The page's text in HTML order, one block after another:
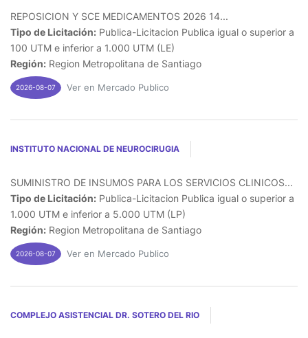
REPOSICION Y SCE MEDICAMENTOS 2026 14...
Tipo de Licitación: Publica-Licitacion Publica igual o superior a
100 UTM e inferior a 1.000 UTM (LE)
Región: Region Metropolitana de Santiago
2026-08-07 Ver en Mercado Publico
INSTITUTO NACIONAL DE NEUROCIRUGIA
SUMINISTRO DE INSUMOS PARA LOS SERVICIOS CLINICOS...
Tipo de Licitación: Publica-Licitacion Publica igual o superior a
1.000 UTM e inferior a 5.000 UTM (LP)
Región: Region Metropolitana de Santiago
2026-08-07 Ver en Mercado Publico
COMPLEJO ASISTENCIAL DR. SOTERO DEL RIO